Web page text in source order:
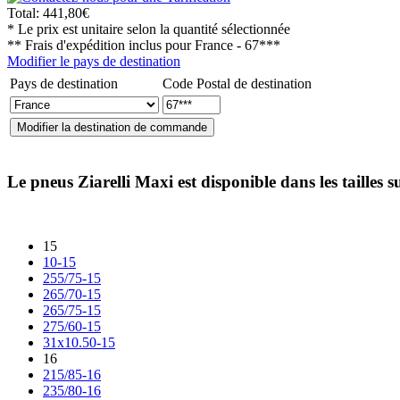
Total: 441,80€
* Le prix est unitaire selon la quantité sélectionnée
** Frais d'expédition inclus pourFrance - 67***
Modifier le pays de destination
Pays de destination
Code Postal de destination
Le pneus Ziarelli Maxi est disponible dans les tailles
15
10-15
255/75-15
265/70-15
265/75-15
275/60-15
31x10.50-15
16
215/85-16
235/80-16